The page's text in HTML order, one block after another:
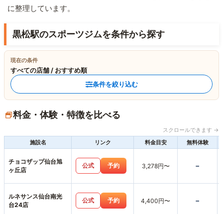
に整理しています。
黒松駅のスポーツジムを条件から探す
現在の条件
すべての店舗 / おすすめ順
条件を絞り込む
料金・体験・特徴を比べる
スクロールできます →
施設名
リンク 料金目安 無料体験
チョコザップ仙台旭
ヶ丘店
公式 予約 3,278円〜 -
ルネサンス仙台南光
台24店
公式 予約 4,400円〜 -